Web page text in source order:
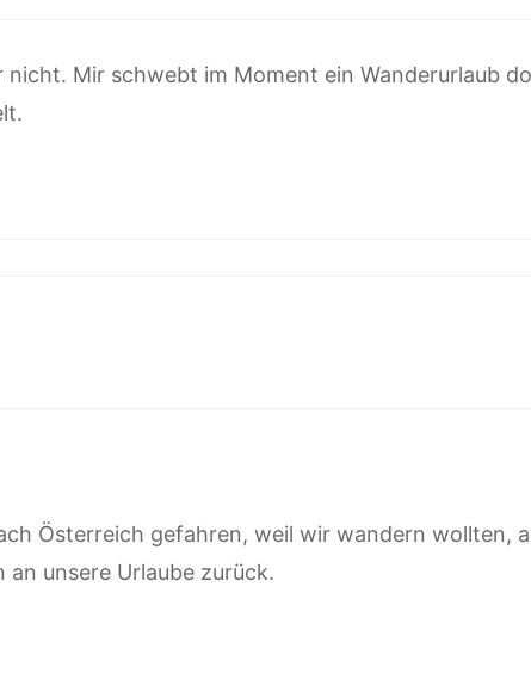
Mir schwebt im Moment ein Wanderurlaub
Österreich gefahren, weil wir wandern wollten,
unsere Urlaube zurück.